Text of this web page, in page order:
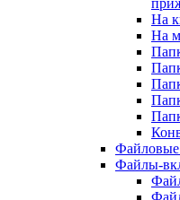
На
На
Файлы-